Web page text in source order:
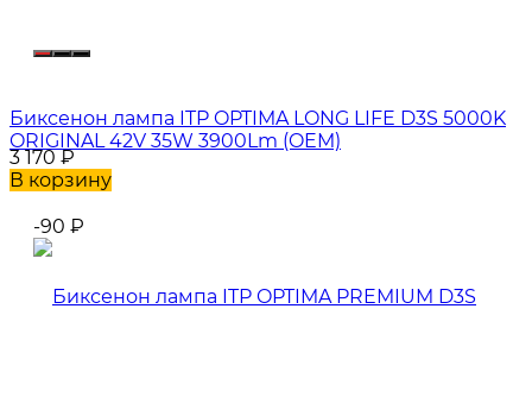
Биксенон лампа ITP OPTIMA LONG LIFE D3S 5000K
ORIGINAL 42V 35W 3900Lm (OEM)
3 170₽
В корзину
-90 ₽